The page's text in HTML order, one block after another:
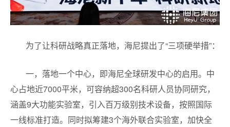
为了让科研战略真正落地，海尼提出了“三项硬举措”：
一，落地一个中心，即海尼全球研发中心的启用。中
心占地近7000平米，可容纳超300名科研人员协同研究，
涵盖9大功能实验室，引入百万级别技术设备，按照国际
一线标准打造。同时拟筹建3个海外联合实验室，加快全